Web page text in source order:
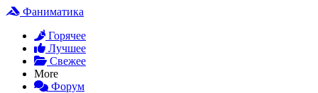
Фаниматика
Горячее
Лучшее
Свежее
More
Форум